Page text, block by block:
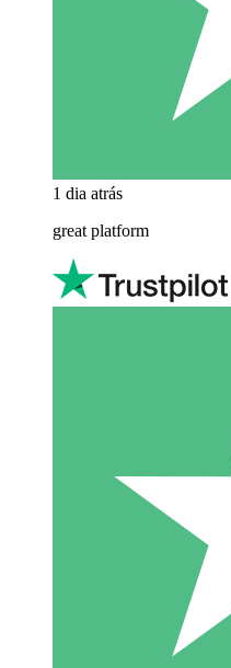
1 dia atrás
great platform